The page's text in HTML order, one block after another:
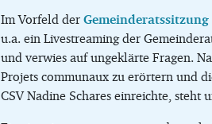
Im Vorfeld derGemeinderatssitzung
u.a. ein Livestreaming der
und verwies auf ungeklärte Fragen.
Projets communaux zu erörtern und
CSV Nadine Schares einreichte,